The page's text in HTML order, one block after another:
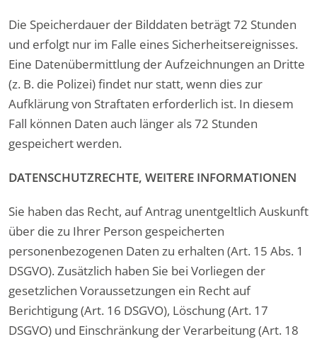
Die Speicherdauer der Bilddaten beträgt 72 Stunden
und erfolgt nur im Falle eines Sicherheitsereignisses.
Eine Datenübermittlung der Aufzeichnungen an Dritte
(z. B. die Polizei) findet nur statt, wenn dies zur
Aufklärung von Straftaten erforderlich ist. In diesem
Fall können Daten auch länger als 72 Stunden
gespeichert werden.
DATENSCHUTZRECHTE, WEITERE INFORMATIONEN
Sie haben das Recht, auf Antrag unentgeltlich Auskunft
über die zu Ihrer Person gespeicherten
personenbezogenen Daten zu erhalten (Art. 15 Abs. 1
DSGVO). Zusätzlich haben Sie bei Vorliegen der
gesetzlichen Voraussetzungen ein Recht auf
Berichtigung (Art. 16 DSGVO), Löschung (Art. 17
DSGVO) und Einschränkung der Verarbeitung (Art. 18